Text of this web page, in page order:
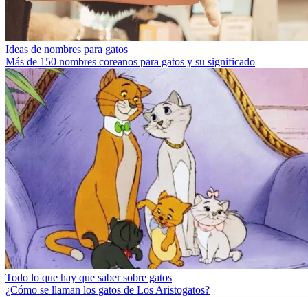
Ideas de nombres para gatos
Más de 150 nombres coreanos para gatos y su significado
Todo lo que hay que saber sobre gatos
¿Cómo se llaman los gatos de Los Aristogatos?